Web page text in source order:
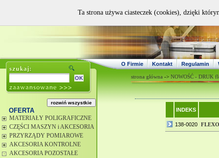
O Firmie Kontakt Regulamin
OFERTA
MATERIAŁY POLIGRAFICZNE
CZĘŚCI MASZYN i AKCESORIA
PRZYRZĄDY POMIAROWE
AKCESORIA KONTROLNE
AKCESORIA POZOSTAŁE
strona główna -> NOWOŚĆ - DRUK
INDEKS
138-0020 FLEXO
Ta strona używa ciasteczek (cookies), dzięki